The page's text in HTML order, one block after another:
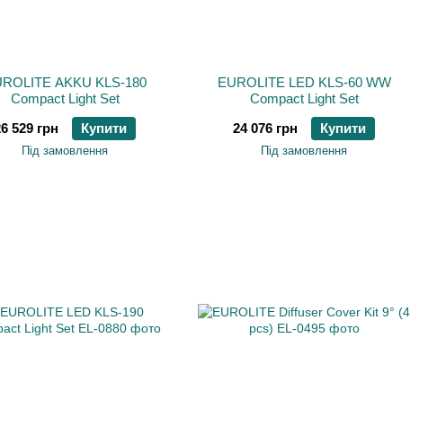
AKKU KLS-180
Compact Light Set
529 грн
Купити
Під замовлення
EUROLITE LED KLS-60 WW
Compact Light Set
24 076 грн
Купити
Під замовлення